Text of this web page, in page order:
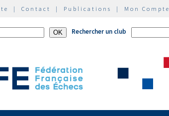
| Contact | Publications | Mon Compte
Rechercher un club